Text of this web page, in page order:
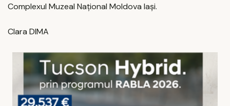
Complexul Muzeal Național Moldova Iași.
Clara DIMA